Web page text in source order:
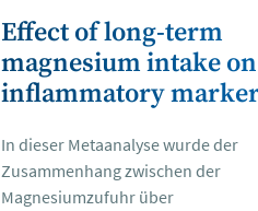
Effect of long-term
magnesium intake on
inflammatory
In dieser Metaanalyse wurde der
Zusammenhang zwischen der
Magnesiumzufuhr über